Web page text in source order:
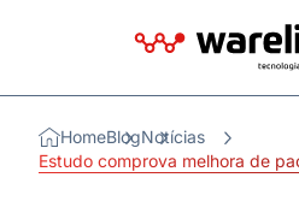
HomeBlogNotícias
Estudo comprova melhora de